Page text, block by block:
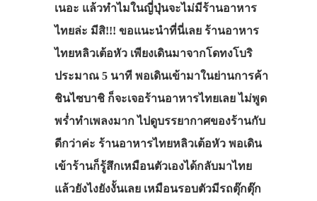
เนอะ แล้วทำไมในญี่ปุ่นจะไม่มีร้านอาหาร
ไทยล่ะ มีสิ!!! ขอแนะนำที่นี่เลย ร้านอาหาร
ไทยหลิวเต้อหัว เพียงเดินมาจากโดทงโบริ
ประมาณ 5 นาที พอเดินเข้ามาในย่านการค้า
ชินไซบาชิ ก็จะเจอร้านอาหารไทยเลย ไม่พูด
พร่ำทำเพลงมาก ไปดูบรรยากาศของร้านกับ
ดีกว่าค่ะ ร้านอาหารไทยหลิวเต้อหัว พอเดิน
เข้าร้านก็รู้สึกเหมือนตัวเองได้กลับมาไทย
แล้วยังไงยังงั้นเลย เหมือนรอบตัวมีรถตุ๊กตุ๊ก